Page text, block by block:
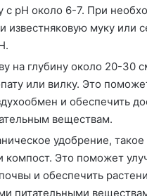
с pH около 6-7. При
известняковую муку или
на глубину около 20-30
или вилку. Это
и обеспечить
веществам.
удобрение, такое
компост. Это поможет
и обеспечить
питательными